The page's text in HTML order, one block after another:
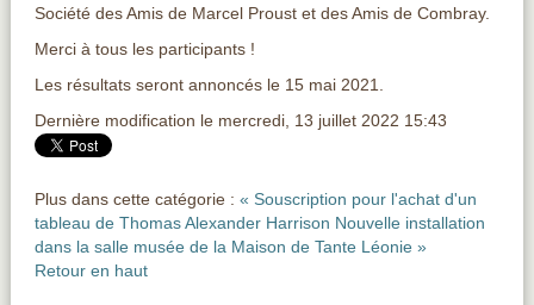
Société des Amis de Marcel Proust et des Amis de Combray.
Merci à tous les participants !
Les résultats seront annoncés le 15 mai 2021.
Dernière modification le mercredi, 13 juillet 2022 15:43
Plus dans cette catégorie : « Souscription pour l'achat d'un
tableau de Thomas Alexander Harrison Nouvelle installation
dans la salle musée de la Maison de Tante Léonie »
Retour en haut